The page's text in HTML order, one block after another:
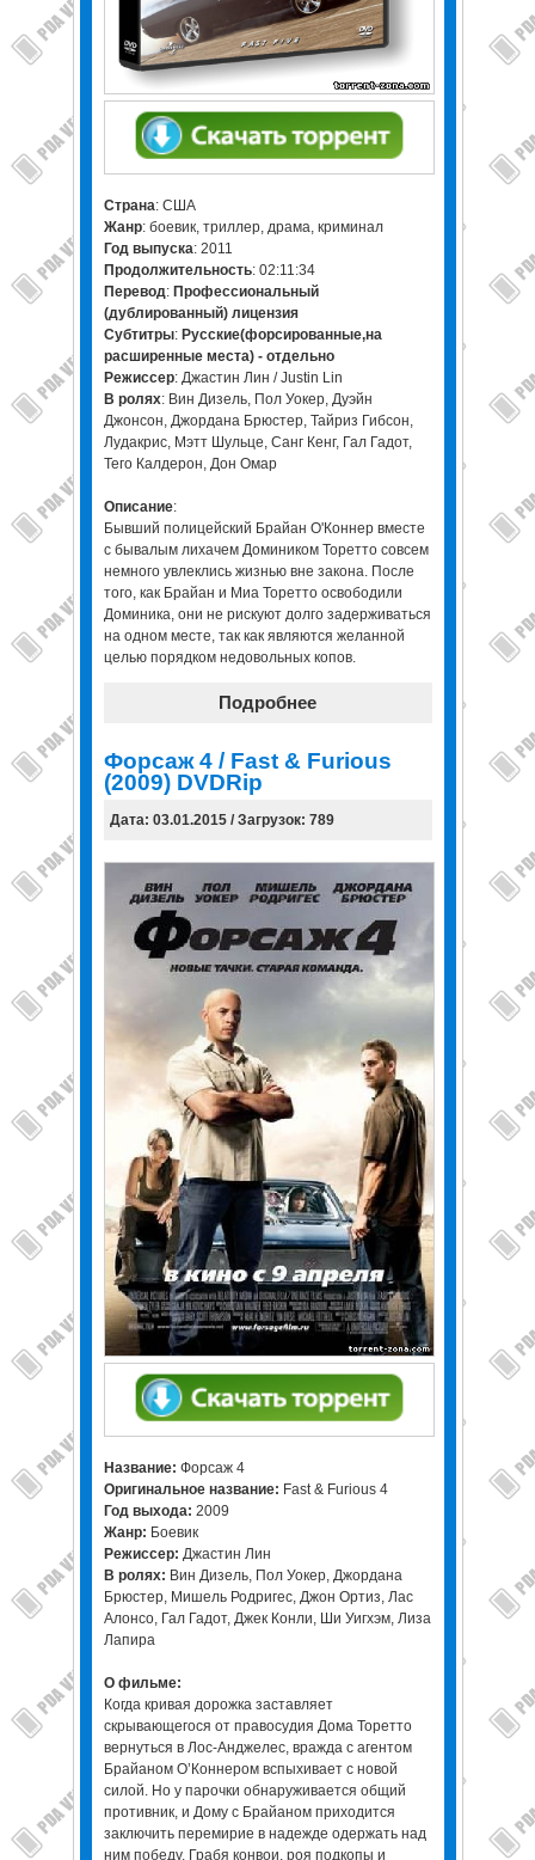
Страна: США
Жанр: боевик, триллер, драма, криминал
Год выпуска: 2011
Продолжительность: 02:11:34
Перевод: Профессиональный
(дублированный)лицензия
Субтитры: Русские(форсированные,на
расширенные места) - отдельно
Режиссер: Джастин Лин / Justin Lin
В ролях: Вин Дизель, Пол Уокер, Дуэйн
Джонсон, Джордана Брюстер, Тайриз Гибсон,
Лудакрис, Мэтт Шульце, Санг Кенг, Гал Гадот,
Тего Калдерон, Дон Омар
Описание:
Бывший полицейский Брайан О'Коннер вместе
с бывалым лихачем Домиником Торетто совсем
немного увлеклись жизнью вне закона. После
того, как Брайан и Миа Торетто освободили
Доминика, они не рискуют долго задерживаться
на одном месте, так как являются желанной
целью порядком недовольных копов.
Подробнее
Форсаж 4 / Fast & Furious
(2009) DVDRip
Дата: 03.01.2015 / Загрузок: 789
Название: Форсаж 4
Оригинальное название: Fast & Furious 4
Год выхода: 2009
Жанр: Боевик
Режиссер: Джастин Лин
В ролях: Вин Дизель, Пол Уокер, Джордана
Брюстер, Мишель Родригес, Джон Ортиз, Лас
Алонсо, Гал Гадот, Джек Конли, Ши Уигхэм, Лиза
Лапира
О фильме:
Когда кривая дорожка заставляет
скрывающегося от правосудия Дома Торетто
вернуться в Лос-Анджелес, вражда с агентом
Брайаном О’Коннером вспыхивает с новой
силой. Но у парочки обнаруживается общий
противник, и Дому с Брайаном приходится
заключить перемирие в надежде одержать над
ним победу. Грабя конвои, роя подкопы и